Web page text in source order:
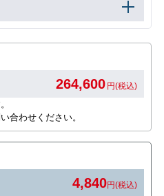
264,600 円(税込)
合わせください。
4,840円(税込)